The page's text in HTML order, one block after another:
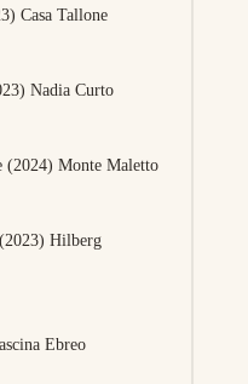
Casa Tallone
Nadia Curto
(2024) Monte Maletto
Hilberg
Ebreo